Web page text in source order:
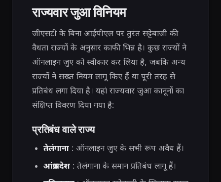
राज्यवार जुआ विनियम
जीएसटी के बिना आईपीएल पर तुरंत सट्टेबाजी की
वैधता राज्यों के अनुसार काफी भिन्न है। कुछ राज्यों ने
ऑनलाइन जुए को स्वीकार कर लिया है, जबकि अन्य
राज्यों ने सख्त नियम लागू किए हैं या पूरी तरह से
प्रतिबंध लगा दिया है। यहां राज्यवार जुआ कानूनों का
संक्षिप्त विवरण दिया गया है:
प्रतिबंध वाले राज्य
तेलंगाना: ऑनलाइन जुए के सभी रूप अवैध हैं।
आंध्र प्रदेश: तेलंगाना के समान प्रतिबंध लागू हैं।